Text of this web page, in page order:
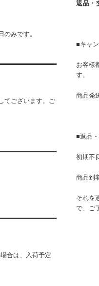
みです。
てございます。ご
合は、入荷予定
返品・
■キャ
お客様
す。
商品発
■返品
初期不
商品到
それを
で、ご